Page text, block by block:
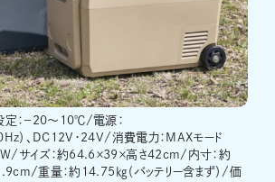
：－20～10℃/電源：
）、DC12V・24V/消費電力：MAXモード
サイズ：約64.6×39×高さ42cm/内寸：約
重量：約14.75㎏（バッテリー含まず）/価